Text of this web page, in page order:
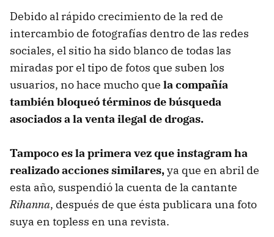
Debido al rápido crecimiento de la red de
intercambio de fotografías dentro de las redes
sociales, el sitio ha sido blanco de todas las
miradas por el tipo de fotos que suben los
usuarios, no hace mucho que la compañía
también bloqueó términos de búsqueda
asociados a la venta ilegal de drogas.
Tampoco es la primera vez que instagram ha
realizado acciones similares,ya que en abril de
esta año, suspendió la cuenta de la cantante
Rihanna, después de que ésta publicara una foto
suya en topless en una revista.